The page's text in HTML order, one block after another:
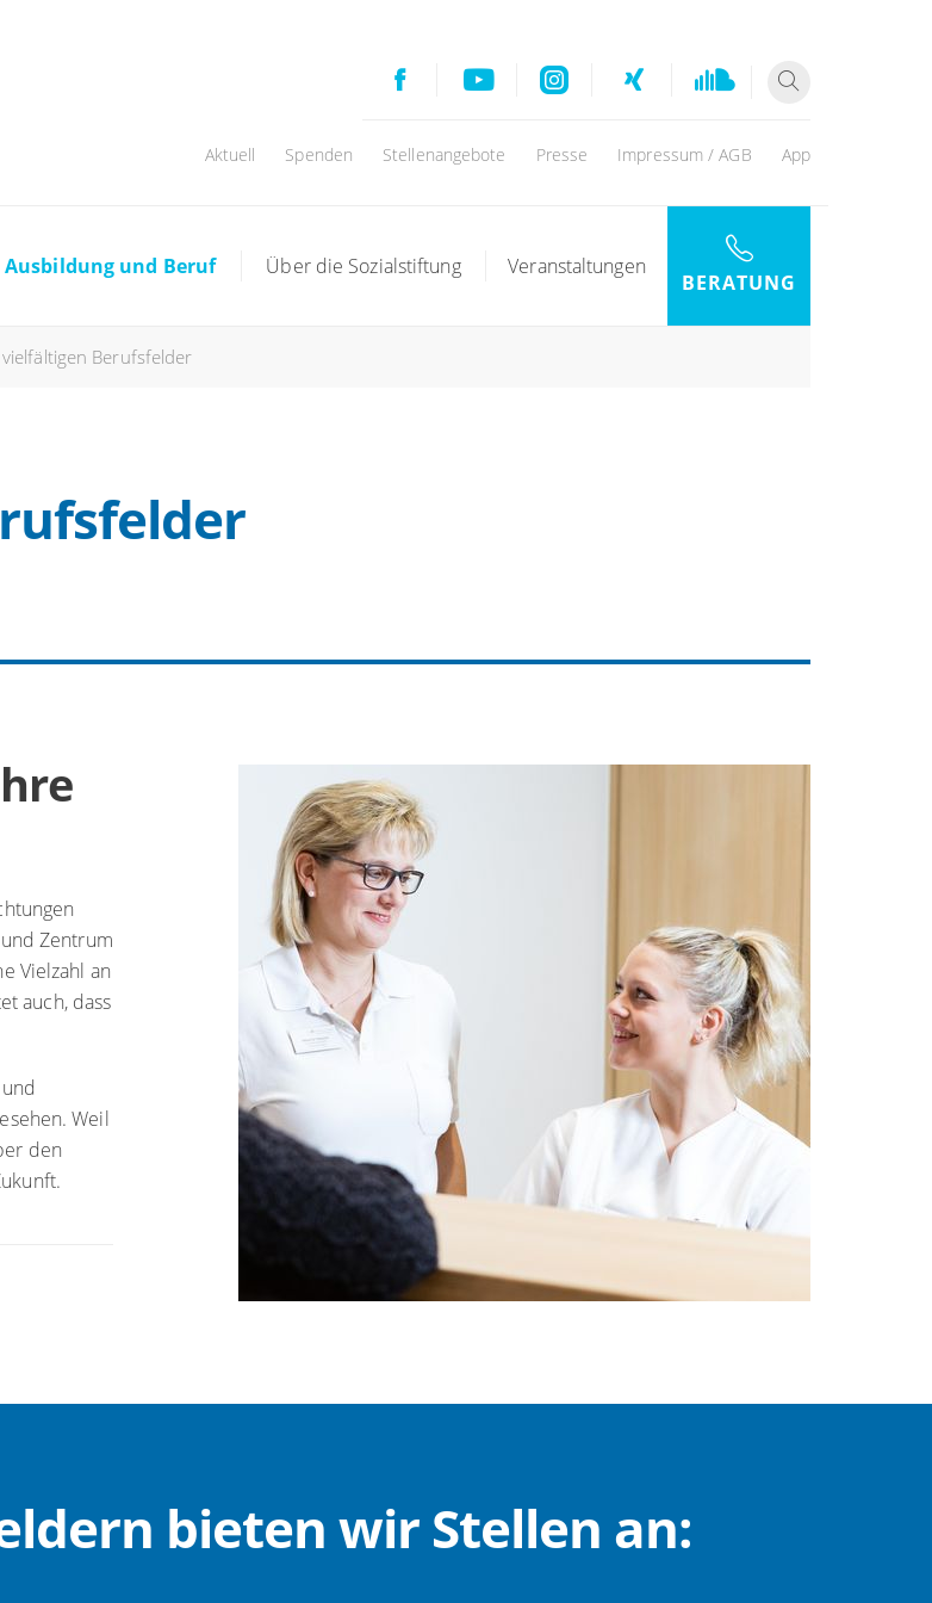
Aktuell Spenden Stellenangebote Presse Impressum / AGB App
Ausbildung und Beruf Über die Sozialstiftung Veranstaltungen
BERATUNG
Berufsfelder
Zentrum
Vielzahl an
auch, dass
Weil
den
bieten wir Stellen an: